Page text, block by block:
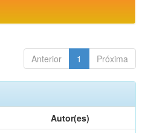
Anterior 1 Próxima
Autor(es)